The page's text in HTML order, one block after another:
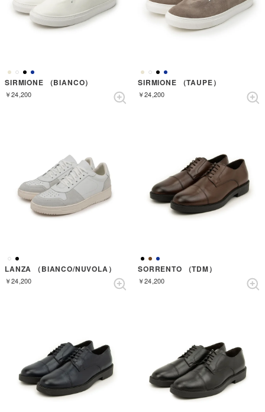
SIRMIONE （BIANCO）
￥24,200
SIRMIONE （TAUPE）
￥24,200
LANZA （BIANCO/NUVOLA）
￥24,200
SORRENTO （TDM）
￥24,200